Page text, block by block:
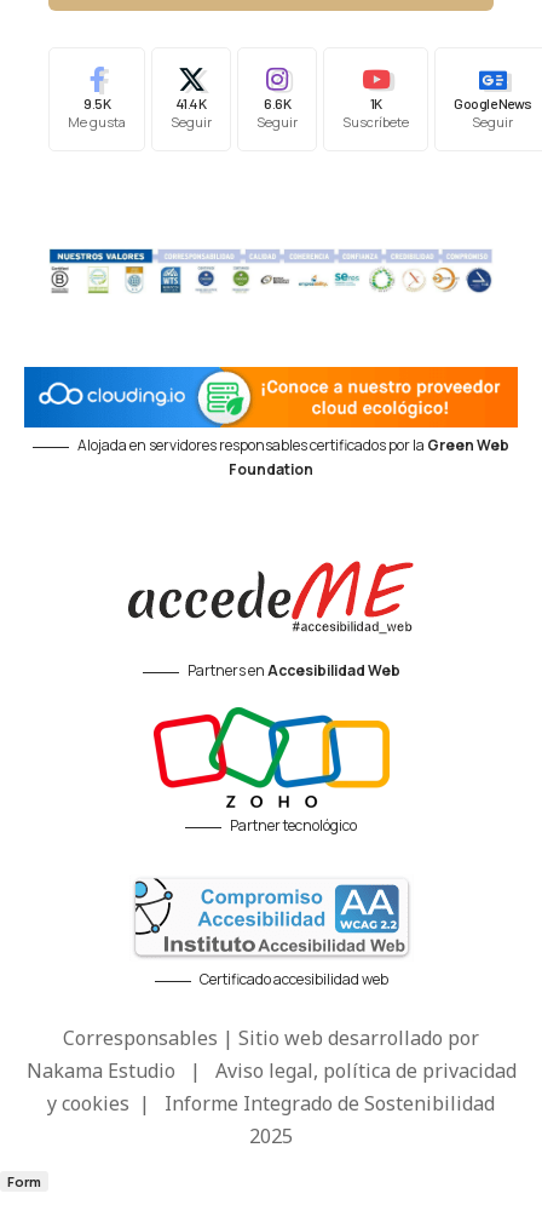
9.5K
Me gusta
41.4K
Seguir
6.6K
Seguir
1K
Suscríbete
Google News
Seguir
Alojada en servidores responsables certificados por la Green Web
Foundation
Partners enAccesibilidad Web
Partner tecnológico
Certificado accesibilidad web
Corresponsables | Sitio web desarrollado por
Nakama Estudio | Aviso legal, política de privacidad
y cookies | Informe Integrado de Sostenibilidad
2025
Form